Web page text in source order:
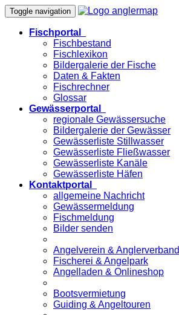
Toggle navigation
Fischportal
Fischbestand
Fischlexikon
Bildergalerie der Fische
Daten & Fakten
Fischrechner
Glossar
Gewässerportal
regionale Gewässersuche
Bildergalerie der Gewässer
Gewässerliste Stillwasser
Gewässerliste Fließwasser
Gewässerliste Kanäle
Gewässerliste Häfen
Kontaktportal
allgemeine Nachricht
Gewässermeldung
Fischmeldung
Bilder senden
Angelverein & Anglerverband
Fischerei & Angelpark
Angelladen & Onlineshop
Bootsvermietung
Guiding & Angeltouren